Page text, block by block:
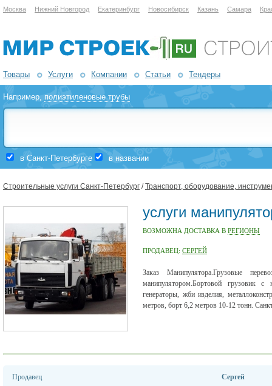
Москва Нижний Новгород Екатеринбург Новосибирск Казань Самара
Товары Услуги Компании Статьи Тендеры
Например,полиэтиленовые трубы
в Санкт-Петербурге в названии
Строительные услуги Санкт-Петербург /Транспорт, оборудование,
услуги
ВОЗМОЖНА ДОСТАВКА В РЕГИОНЫ
ПРОДАВЕЦ: СЕРГЕЙ
Заказ Манипулятора.Грузовые
манипулятором.Бортовой грузовик с
генераторы, жби изделия,
метров, борт 6,2 метров 10-12 тонн.
Продавец
Сергей